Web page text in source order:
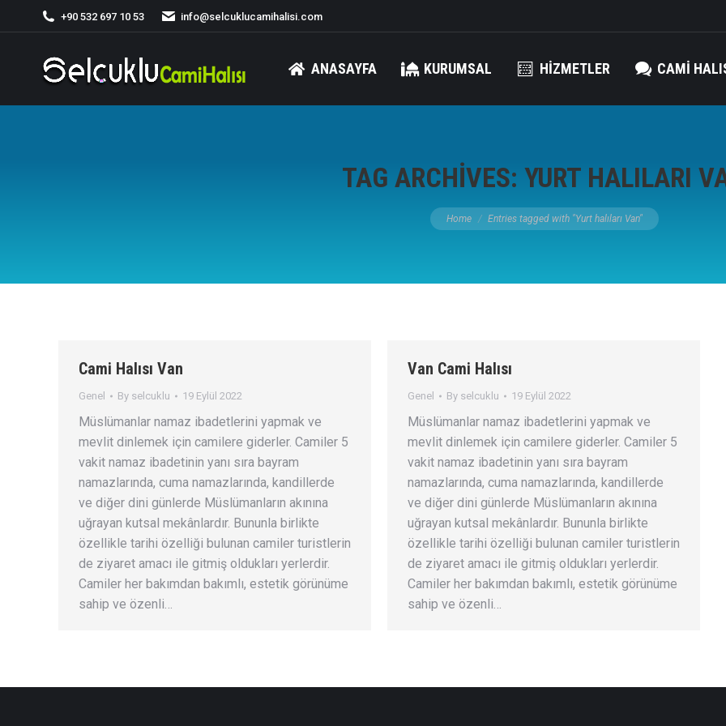
+90 532 697 10 53 info@selcuklucamihalisi.com
ANASAYFA KURUMSAL HIZMETLER CAMI
TAG ARCHIVES: YURT HALILARI
You are here:
Home Entries tagged with "Yurt halıları Van"
Cami Halısı Van
Genel By selcuklu 19 Eylül 2022
Müslümanlar namaz ibadetlerini yapmak ve
mevlit dinlemek için camilere giderler. Camiler 5
vakit namaz ibadetinin yanı sıra bayram
namazlarında, cuma namazlarında, kandillerde
ve diğer dini günlerde Müslümanların akınına
uğrayan kutsal mekânlardır. Bununla birlikte
özellikle tarihi özelliği bulunan camiler turistlerin
de ziyaret amacı ile gitmiş oldukları yerlerdir.
Camiler her bakımdan bakımlı, estetik görünüme
sahip ve özenli…
Van Cami Halısı
Genel By selcuklu 19 Eylül 2022
Müslümanlar namaz ibadetlerini yapmak ve
mevlit dinlemek için camilere giderler. Camiler 5
vakit namaz ibadetinin yanı sıra bayram
namazlarında, cuma namazlarında, kandillerde
ve diğer dini günlerde Müslümanların akınına
uğrayan kutsal mekânlardır. Bununla birlikte
özellikle tarihi özelliği bulunan camiler turistlerin
de ziyaret amacı ile gitmiş oldukları yerlerdir.
Camiler her bakımdan bakımlı, estetik görünüme
sahip ve özenli…